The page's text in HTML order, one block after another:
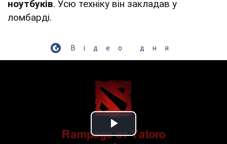
ноутбуків. Усю техніку він закладав у
ломбарді.
Відео дня
Play Video